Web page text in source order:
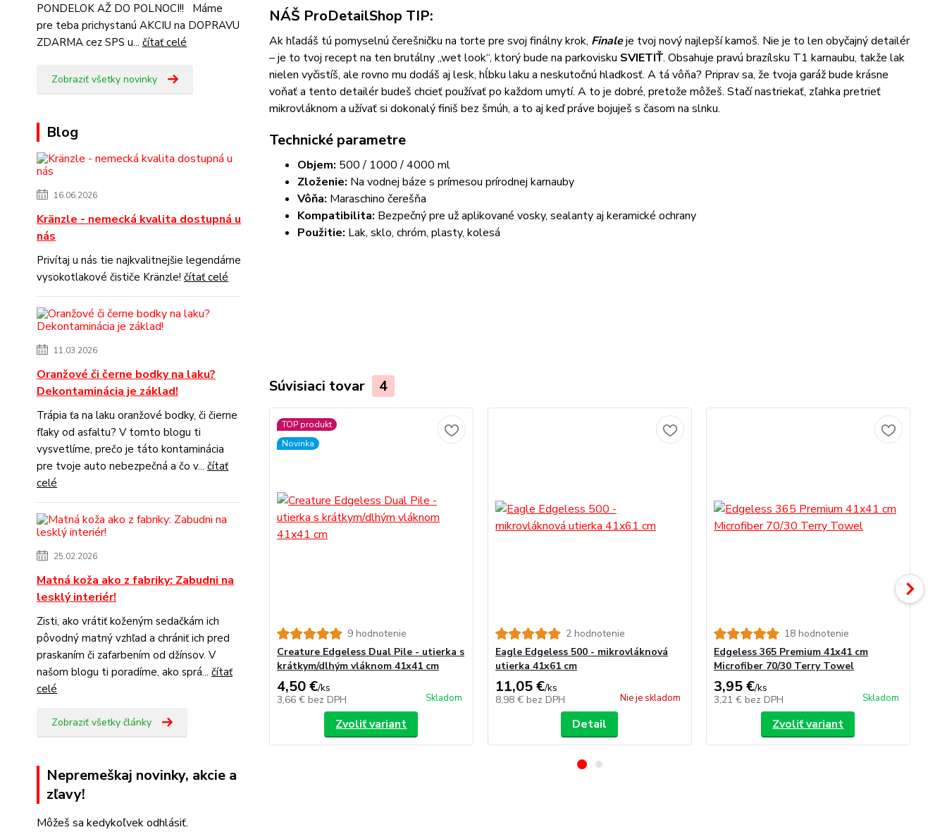
PONDELOK AŽ DO POLNOCI!! Máme
pre teba prichystanú AKCIU na DOPRAVU
ZDARMA cez SPS u... čítať celé
Zobraziť všetky novinky
Blog
16.06.2026
Kränzle - nemecká kvalita dostupná u
nás
Privítaj u nás tie najkvalitnejšie legendárne
vysokotlakové čističe Kränzle! čítať celé
11.03.2026
Oranžové či černe bodky na laku?
Dekontaminácia je základ!
Trápia ťa na laku oranžové bodky, či čierne
fľaky od asfaltu? V tomto blogu ti
vysvetlíme, prečo je táto kontaminácia
pre tvoje auto nebezpečná a čo v... čítať
celé
25.02.2026
Matná koža ako z fabriky: Zabudni na
lesklý interiér!
Zisti, ako vrátiť koženým sedačkám ich
pôvodný matný vzhľad a chrániť ich pred
praskaním či zafarbením od džínsov. V
našom blogu ti poradíme, ako sprá... čítať
celé
Zobraziť všetky články
Nepremeškaj novinky, akcie a
zľavy!
Môžeš sa kedykoľvek odhlásiť.
NÁŠ ProDetailShop TIP:
Ak hľadáš tú pomyselnú čerešničku na torte pre svoj finálny krok, Finaleje tvoj nový najlepší kamoš. Nie je to len obyčajný detailér
– je to tvoj recept na ten brutálny „wet look“, ktorý bude na parkovisku SVIETIŤ. Obsahuje pravú brazílsku T1 karnaubu, takže lak
nielen vyčistíš, ale rovno mu dodáš aj lesk, hĺbku laku a neskutočnú hladkosť. A tá vôňa? Priprav sa, že tvoja garáž bude krásne
voňať a tento detailér budeš chcieť používať po každom umytí. A to je dobré, pretože môžeš. Stačí nastriekať, zľahka pretrieť
mikrovláknom a užívať si dokonalý finiš bez šmúh, a to aj keď práve bojuješ s časom na slnku.
Technické parametre
Objem: 500 / 1000 / 4000 ml
Zloženie: Na vodnej báze s prímesou prírodnej karnauby
Vôňa: Maraschino čerešňa
Kompatibilita: Bezpečný pre už aplikované vosky, sealanty aj keramické ochrany
Použitie: Lak, sklo, chróm, plasty, kolesá
Súvisiaci tovar 4
TOP produkt
Novinka
9 hodnotenie
Creature Edgeless Dual Pile - utierka s
krátkym/dlhým vláknom 41x41 cm
4,50 €/ks
3,66 € bez DPH Skladom
Zvoliť variant
2 hodnotenie
Eagle Edgeless 500 - mikrovláknová
utierka 41x61 cm
11,05 €/ks
8,98 € bez DPH Nie je skladom
Detail
18 hodnotenie
Edgeless 365 Premium 41x41 cm
Microfiber 70/30 Terry Towel
3,95 €/ks
3,21 € bez DPH Skladom
Zvoliť variant